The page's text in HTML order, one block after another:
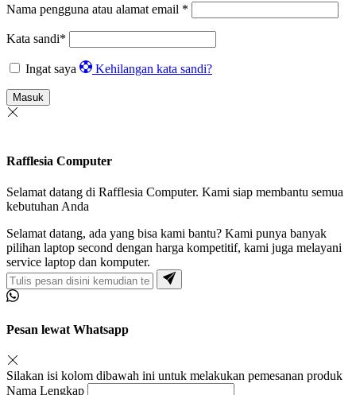
Nama pengguna atau alamat email *
Kata sandi*
Ingat saya Kehilangan kata sandi?
Masuk
Rafflesia Computer
Selamat datang di Rafflesia Computer. Kami siap membantu semua
kebutuhan Anda
Selamat datang, ada yang bisa kami bantu? Kami punya banyak
pilihan laptop second dengan harga kompetitif, kami juga melayani
service laptop dan komputer.
Pesan lewat Whatsapp
Silakan isi kolom dibawah ini untuk melakukan pemesanan produk
Nama Lengkap